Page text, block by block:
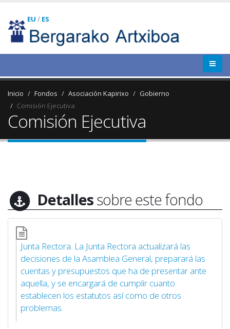
EU / ES
Inicio Fondos Asociación Kapirixo
Gobierno
Comisión Ejecutiva
Comisión Ejecutiva
Detallessobre este fondo
Junta Rectora. La Junta Rectora actualizará las
decisiones de la Asamblea General, preparará las
cuentas y presupuestos que ha de presentar ante
aquella, y se encargará de cumplir cuanto
establecen los estatutos así como de otros
problemas.